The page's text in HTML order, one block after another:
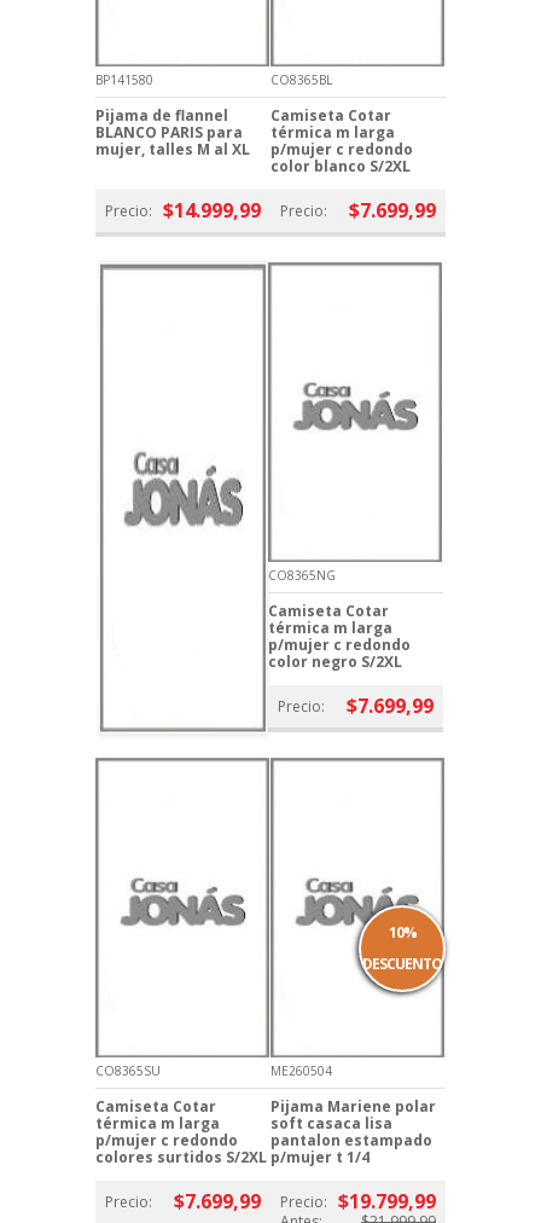
BP141580
Pijama de flannel
BLANCO PARIS para
mujer, talles M al XL
Precio: $14.999,99
CO8365BL
Camiseta Cotar
térmica m larga
p/mujer c redondo
color blanco S/2XL
Precio: $7.699,99
CO8365NG
Camiseta Cotar
térmica m larga
p/mujer c redondo
color negro S/2XL
Precio: $7.699,99
CO8365SU
Camiseta Cotar
térmica m larga
p/mujer c redondo
colores surtidos S/2XL
Precio: $7.699,99
ME260504
Pijama Mariene polar
soft casaca lisa
pantalon estampado
p/mujer t 1/4
Precio: $19.799,99
10%
DESCUENTO